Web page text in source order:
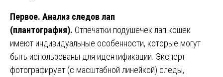
Первое. Анализ следов лап
(плантография). Отпечатки подушечек лап кошек
имеют индивидуальные особенности, которые могут
быть использованы для идентификации. Эксперт
фотографирует (с масштабной линейкой) следы,